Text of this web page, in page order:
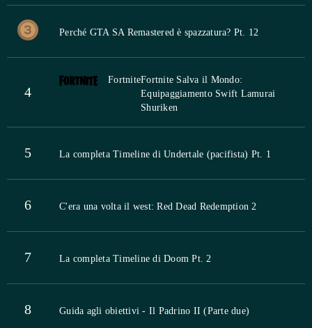
Perché GTA SA Remastered è spazzatura? Pt. 12
4
FortniteFortnite Salva il Mondo:
Equipaggiamento Swift Lamurai
Shuriken
5 La completa Timeline di Undertale (pacifista) Pt. 1
6 C'era una volta il west: Red Dead Redemption 2
7 La completa Timeline di Doom Pt. 2
8 Guida agli obiettivi - Il Padrino II (Parte due)